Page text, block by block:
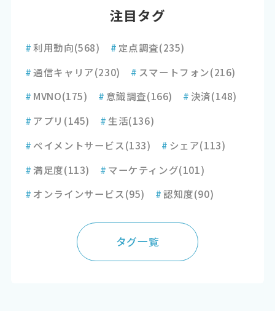
注目タグ
#利用動向(568) # 定点調査(235)
#通信キャリア(230) # スマートフォン(216)
# MVNO(175) # 意識調査(166) # 決済(148)
# アプリ (145) # 生活(136)
# ペイメントサービス(133) # シェア(113)
#満足度(113) # マーケティング(101)
# オンラインサービス(95) #認知度(90)
タグ一覧